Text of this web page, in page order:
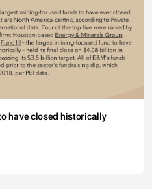
have closed historically